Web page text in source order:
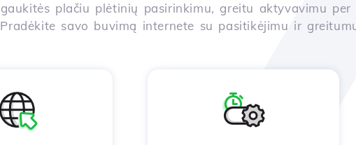
plačiu plėtinių pasirinkimu, greitu aktyvavimu
savo buvimą internete su pasitikėjimu ir